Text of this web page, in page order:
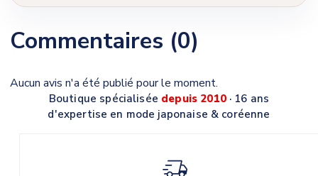
Commentaires (0)
Aucun avis n'a été publié pour le moment.
Boutique spécialisée depuis 2010· 16 ans
d'expertise en mode japonaise & coréenne